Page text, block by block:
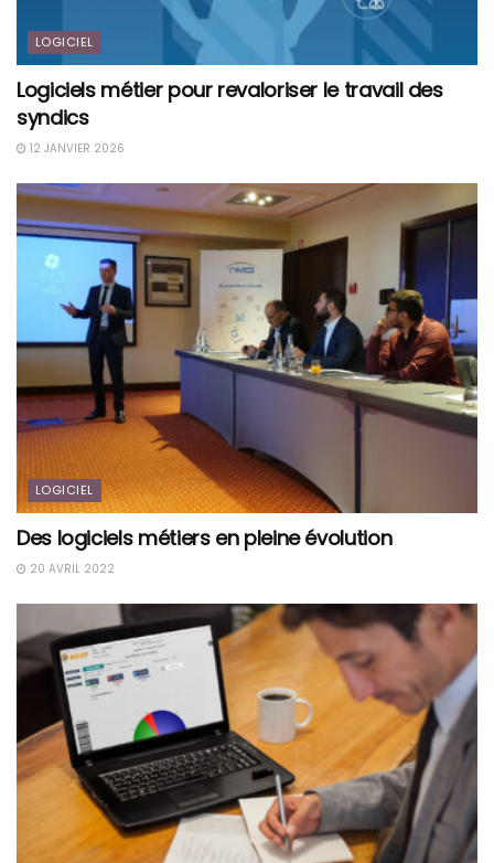
LOGICIEL
Logiciels métier pour revaloriser le travail des
syndics
12 JANVIER 2026
LOGICIEL
Des logiciels métiers en pleine évolution
20 AVRIL 2022